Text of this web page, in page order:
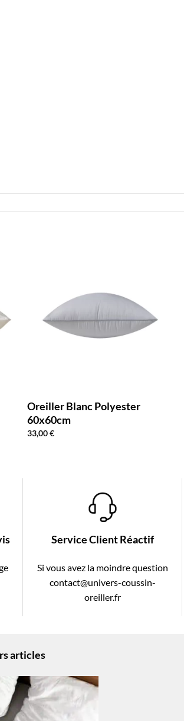
Oreiller Blanc Polyester
60x60cm
33,00€
Service Client Réactif
Si vous avez la moindre question
contact@univers-coussin-
oreiller.fr
articles